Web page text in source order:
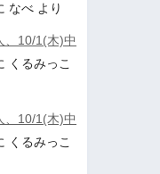
なべ より
、10/1(木)中
くるみっこ
、10/1(木)中
くるみっこ